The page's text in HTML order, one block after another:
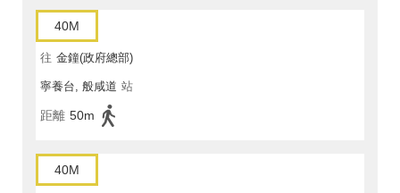
40M
往 金鐘(政府總部)
寧養台, 般咸道 站
距離 50m
40M